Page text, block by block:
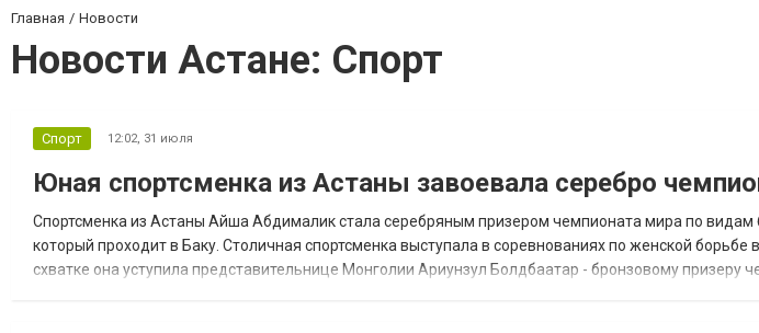
Главная Новости
Новости Астане: Спорт
Спорт 12:02, 31 июля
Юная спортсменка из Астаны завоевала серебро
Спортсменка из Астаны Айша Абдималик стала серебряным призером чемпионата мира по видам
который проходит в Баку. Столичная спортсменка выступала в соревнованиях по женской борьбе
схватке она уступила представительнице Монголии Ариунзул Болдбаатар - бронзовому призеру